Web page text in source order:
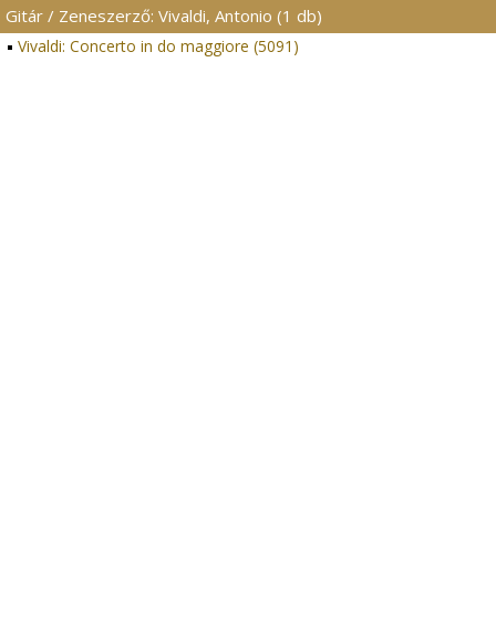
Gitár / Zeneszerző: Vivaldi, Antonio (1 db)
Vivaldi: Concerto in do maggiore (5091)